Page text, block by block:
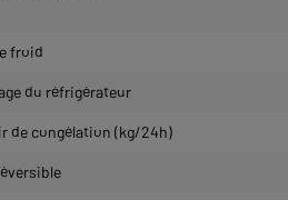
froid
du réfrigérateur
de congélation (kg/24h)